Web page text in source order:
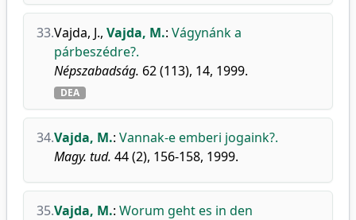
33.Vajda, J., Vajda, M.: Vágynánk a
párbeszédre?.
Népszabadság. 62 (113), 14, 1999.
DEA
34.Vajda, M.: Vannak-e emberi jogaink?.
Magy. tud. 44 (2), 156-158, 1999.
35.Vajda, M.: Worum geht es in den